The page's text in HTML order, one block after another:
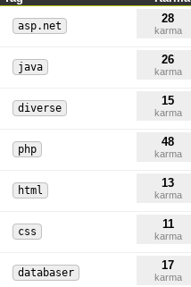
asp.net
28
karma
java
26
karma
diverse
15
karma
php
48
karma
html
13
karma
css
11
karma
databaser
17
karma